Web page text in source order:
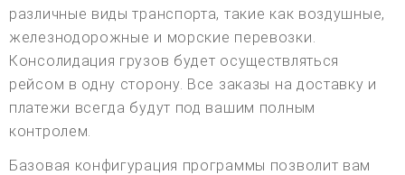
различные виды транспорта, такие как воздушные,
железнодорожные и морские перевозки.
Консолидация грузов будет осуществляться
рейсом в одну сторону. Все заказы на доставку и
платежи всегда будут под вашим полным
контролем.
Базовая конфигурация программы позволит вам